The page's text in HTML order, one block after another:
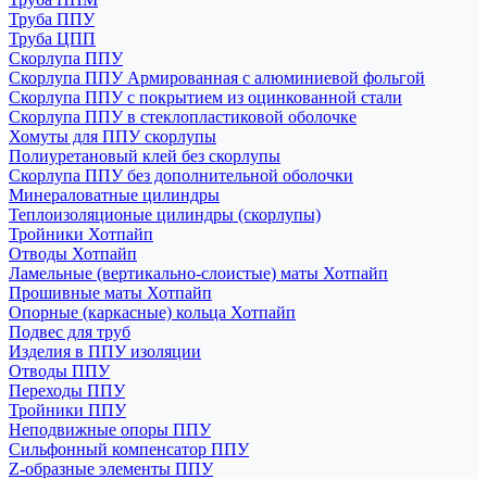
Труба ППУ
Труба ЦПП
Скорлупа ППУ
Скорлупа ППУ Армированная с алюминиевой фольгой
Скорлупа ППУ с покрытием из оцинкованной стали
Скорлупа ППУ в стеклопластиковой оболочке
Хомуты для ППУ скорлупы
Полиуретановый клей без скорлупы
Скорлупа ППУ без дополнительной оболочки
Минераловатные цилиндры
Теплоизоляционые цилиндры (скорлупы)
Тройники Хотпайп
Отводы Хотпайп
Ламельные (вертикально-слоистые) маты Хотпайп
Прошивные маты Хотпайп
Опорные (каркасные) кольца Хотпайп
Подвес для труб
Изделия в ППУ изоляции
Отводы ППУ
Переходы ППУ
Тройники ППУ
Неподвижные опоры ППУ
Cильфонный компенсатор ППУ
Z-образные элементы ППУ